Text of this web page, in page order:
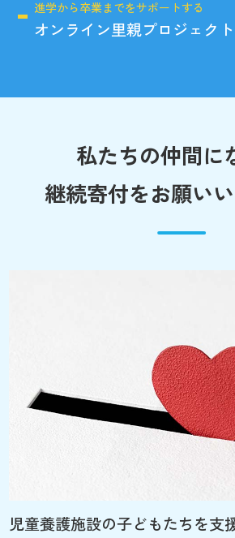
進学から卒業までをサポートする
オンライン里親プロジェクト
私たちの仲間に
継続寄付をお願い
児童養護施設の子どもたちを支